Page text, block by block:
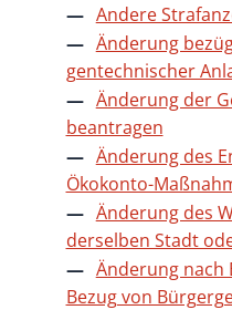
Andere
Änderung
gentechnischer
Änderung der
beantragen
Änderung des
Ökokonto-
Änderung des
derselben Stadt
Änderung nach
Bezug von